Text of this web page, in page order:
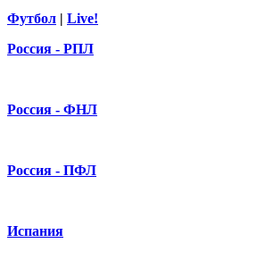
Футбол | Live!
Россия - РПЛ
Россия - ФНЛ
Россия - ПФЛ
Испания